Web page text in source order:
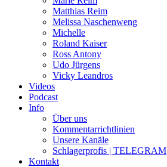
Matthias Reim
Melissa Naschenweng
Michelle
Roland Kaiser
Ross Antony
Udo Jürgens
Vicky Leandros
Videos
Podcast
Info
Über uns
Kommentarrichtlinien
Unsere Kanäle
Schlagerprofis | TELEGRAM
Kontakt